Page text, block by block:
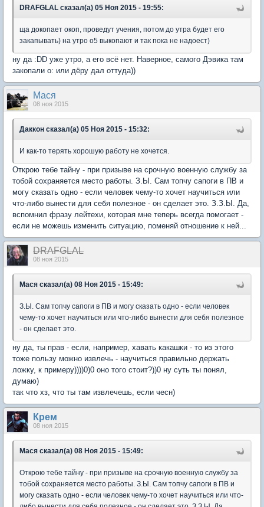
DRAFGLAL сказал(а) 05 Ноя 2015 - 19:55:
ща докопает окоп, проведут учения, потом до утра будет его
закапывать) на утро о5 выкопают и так пока не надоест)
ну да :DD уже утро, а его всё нет. Наверное, самого Дэвика там
закопали о: или дёру дал оттуда))
Мася
08 ноя 2015
Даккон сказал(а) 05 Ноя 2015 - 15:32:
И как-то терять хорошую работу не хочется.
Открою тебе тайну - при призыве на срочную военную службу за
тобой сохраняется место работы. З.Ы. Сам топчу сапоги в ПВ и
могу сказать одно - если человек чему-то хочет научиться или
что-либо вынести для себя полезное - он сделает это. З.З.Ы. Да,
вспомнил фразу лейтехи, которая мне теперь всегда помогает -
если не можешь изменить ситуацию, поменяй отношение к ней...
DRAFGLAL
08 ноя 2015
Мася сказал(а) 08 Ноя 2015 - 15:49:
З.Ы. Сам топчу сапоги в ПВ и могу сказать одно - если человек
чему-то хочет научиться или что-либо вынести для себя полезное
- он сделает это.
ну да, ты прав - если, например, хавать какашки - то из этого
тоже пользу можно извлечь - научиться правильно держать
ложку, к примеру))))0)0 оно того стоит?))0 ну суть ты понял,
думаю)
так что хз, что ты там извлечешь, если чесн)
Крем
08 ноя 2015
Мася сказал(а) 08 Ноя 2015 - 15:49:
Открою тебе тайну - при призыве на срочную военную службу за
тобой сохраняется место работы. З.Ы. Сам топчу сапоги в ПВ и
могу сказать одно - если человек чему-то хочет научиться или что-